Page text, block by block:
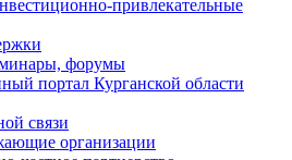
привлекательные
форумы
портал Курганской области
связи
организации